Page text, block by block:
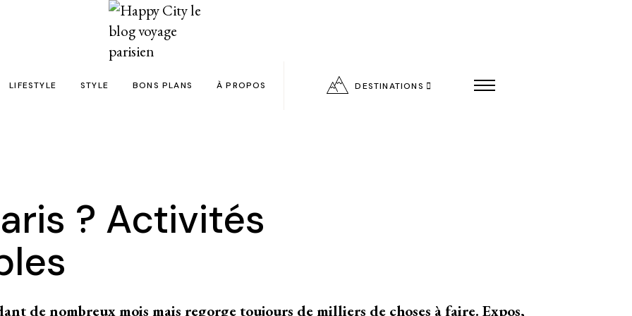
en 24h chrono
des filles
LIFESTYLE
Food & Drink
Livres
Shopping
STYLE
Spas
BONS PLANS À PROPOS
Wish list voyages
DESTINATIONS
? Activités
de nombreux mois mais regorge toujours de milliers de choses à faire. Expos,